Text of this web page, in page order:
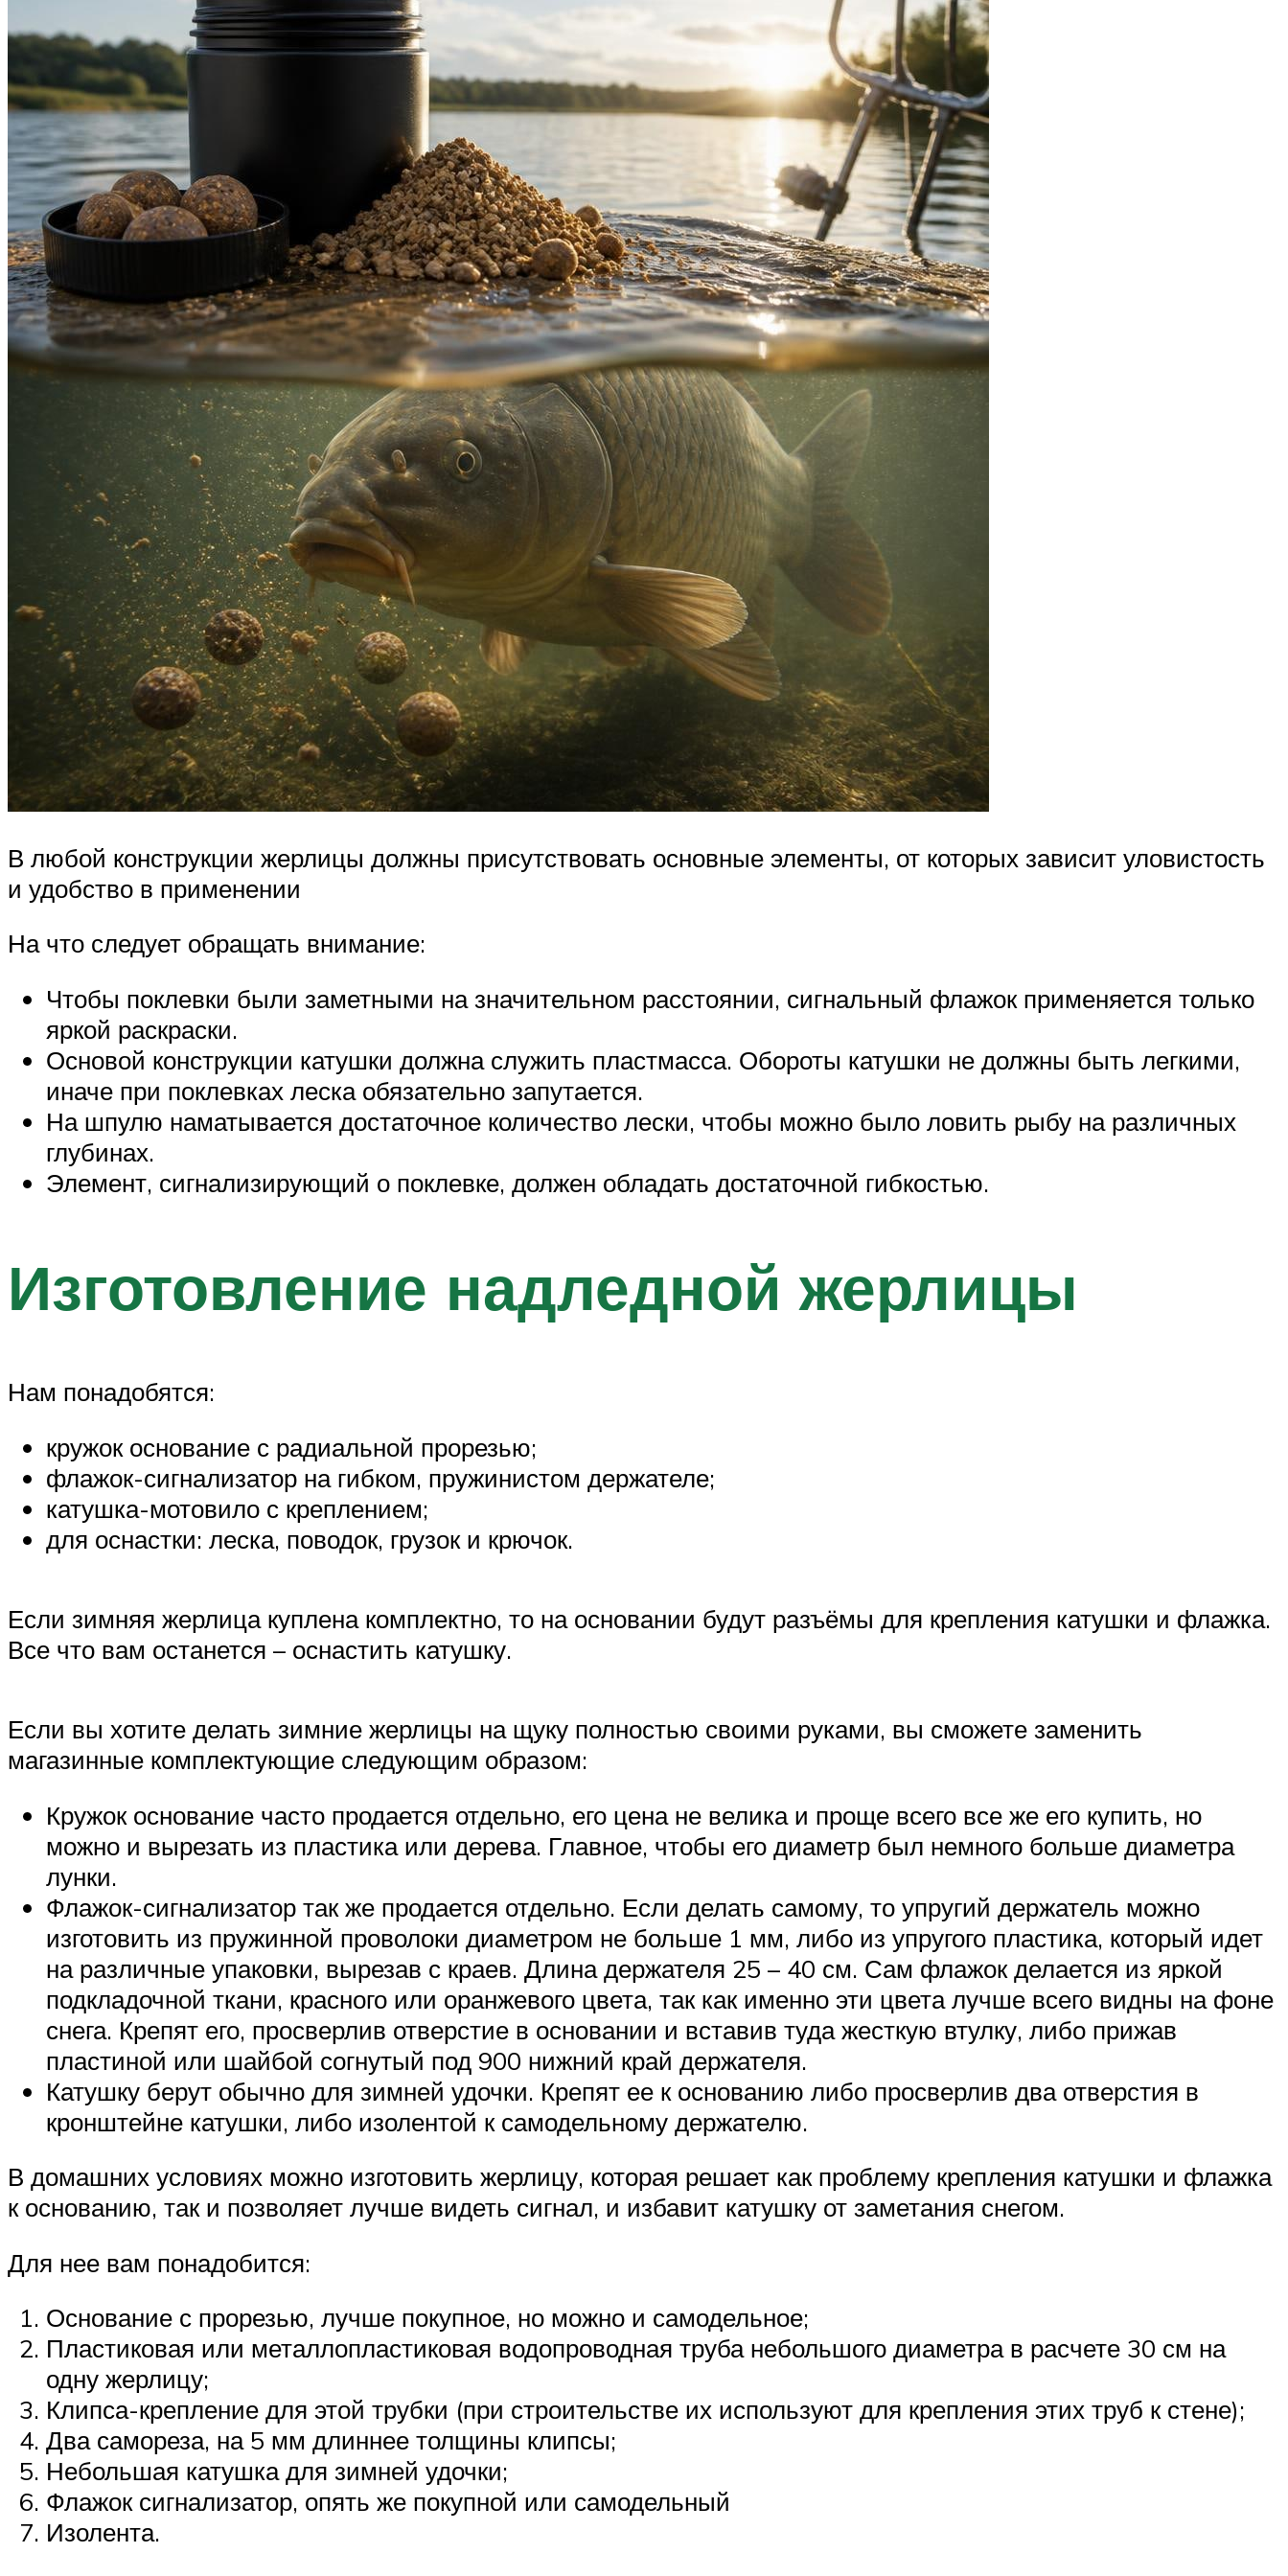
В любой конструкции жерлицы должны присутствовать основные элементы, от которых зависит уловистость
и удобство в применении
На что следует обращать внимание:
Чтобы поклевки были заметными на значительном расстоянии, сигнальный флажок применяется только
яркой раскраски.
Основой конструкции катушки должна служить пластмасса. Обороты катушки не должны быть легкими,
иначе при поклевках леска обязательно запутается.
На шпулю наматывается достаточное количество лески, чтобы можно было ловить рыбу на различных
глубинах.
Элемент, сигнализирующий о поклевке, должен обладать достаточной гибкостью.
Изготовление надледной жерлицы
Нам понадобятся:
кружок основание с радиальной прорезью;
флажок-сигнализатор на гибком, пружинистом держателе;
катушка-мотовило с креплением;
для оснастки: леска, поводок, грузок и крючок.
Если зимняя жерлица куплена комплектно, то на основании будут разъёмы для крепления катушки и флажка.
Все что вам останется – оснастить катушку.
Если вы хотите делать зимние жерлицы на щуку полностью своими руками, вы сможете заменить
магазинные комплектующие следующим образом:
Кружок основание часто продается отдельно, его цена не велика и проще всего все же его купить, но
можно и вырезать из пластика или дерева. Главное, чтобы его диаметр был немного больше диаметра
лунки.
Флажок-сигнализатор так же продается отдельно. Если делать самому, то упругий держатель можно
изготовить из пружинной проволоки диаметром не больше 1 мм, либо из упругого пластика, который идет
на различные упаковки, вырезав с краев. Длина держателя 25 – 40 см. Сам флажок делается из яркой
подкладочной ткани, красного или оранжевого цвета, так как именно эти цвета лучше всего видны на фоне
снега. Крепят его, просверлив отверстие в основании и вставив туда жесткую втулку, либо прижав
пластиной или шайбой согнутый под 900 нижний край держателя.
Катушку берут обычно для зимней удочки. Крепят ее к основанию либо просверлив два отверстия в
кронштейне катушки, либо изолентой к самодельному держателю.
В домашних условиях можно изготовить жерлицу, которая решает как проблему крепления катушки и флажка
к основанию, так и позволяет лучше видеть сигнал, и избавит катушку от заметания снегом.
Для нее вам понадобится:
Основание с прорезью, лучше покупное, но можно и самодельное;
Пластиковая или металлопластиковая водопроводная труба небольшого диаметра в расчете 30 см на
одну жерлицу;
Клипса-крепление для этой трубки (при строительстве их используют для крепления этих труб к стене);
Два самореза, на 5 мм длиннее толщины клипсы;
Небольшая катушка для зимней удочки;
Флажок сигнализатор, опять же покупной или самодельный
Изолента.